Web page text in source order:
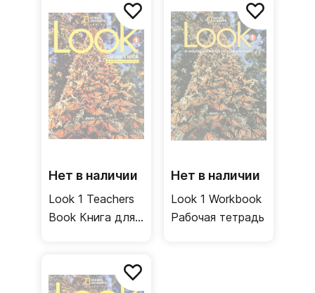
Нет в наличии
Look 1 Teachers
Book Книга для
Нет в наличии
Look 1 Workbook
Рабочая тетрадь